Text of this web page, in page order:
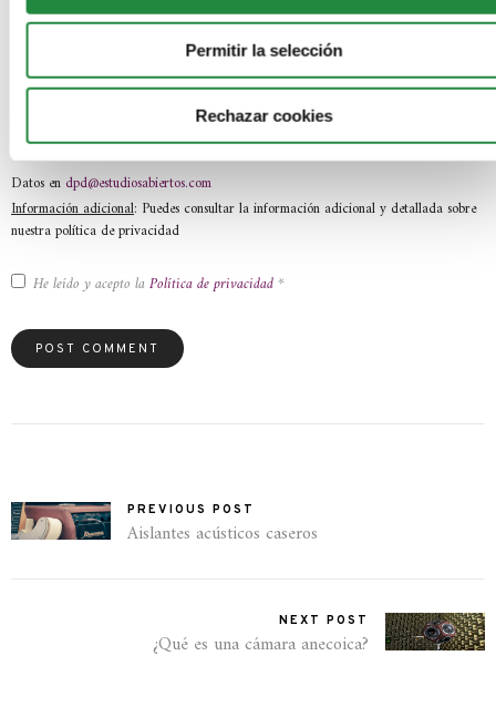
Permitir la selección
Rechazar cookies
- Los datos de contacto para ejercer tus derechos
Superiores Abiertos S.A.U. C/ Violeta Parra nº 9 –
50015 Zaragoza (España) o través de correo electrónico a
- También puedes ponerte en contacto con nuestro Delegado de Protección de
Datos en dpd@estudiosabiertos.com
Información adicional: Puedes consultar la información adicional y detallada sobre
nuestra política de privacidad
He leído y acepto la Política de privacidad *
PREVIOUS POST
Aislantes acústicos caseros
NEXT POST
¿Qué es una cámara anecoica?